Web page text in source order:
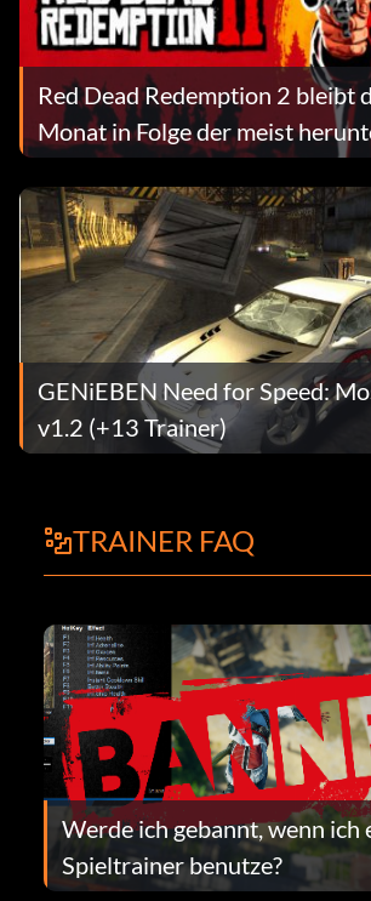
Red Dead Redemption 2 bleibt
Monat in Folge der meist
PS4-Titel
GENiEBEN Need for Speed:
v1.2 (+13 Trainer)
TRAINER FAQ
Werde ich gebannt, wenn ich
Spieltrainer benutze?